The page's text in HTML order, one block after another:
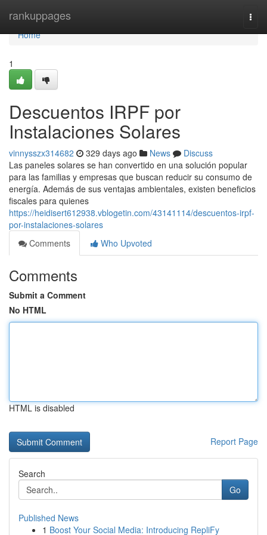
rankuppages
Home
Home
1
Descuentos IRPF por
Instalaciones Solares
vinnysszx314682 329 days ago News
Discuss
Las paneles solares se han convertido en una solución popular
para las familias y empresas que buscan reducir su consumo de
energía. Además de sus ventajas ambientales, existen beneficios
fiscales para quienes
https://heidisert612938.vblogetin.com/43141114/descuentos-irpf-
por-instalaciones-solares
Comments
Who Upvoted
Comments
Submit a Comment
No HTML
HTML is disabled
Report Page
Search
Go
Published News
1 Boost Your Social Media: Introducing RepliFy